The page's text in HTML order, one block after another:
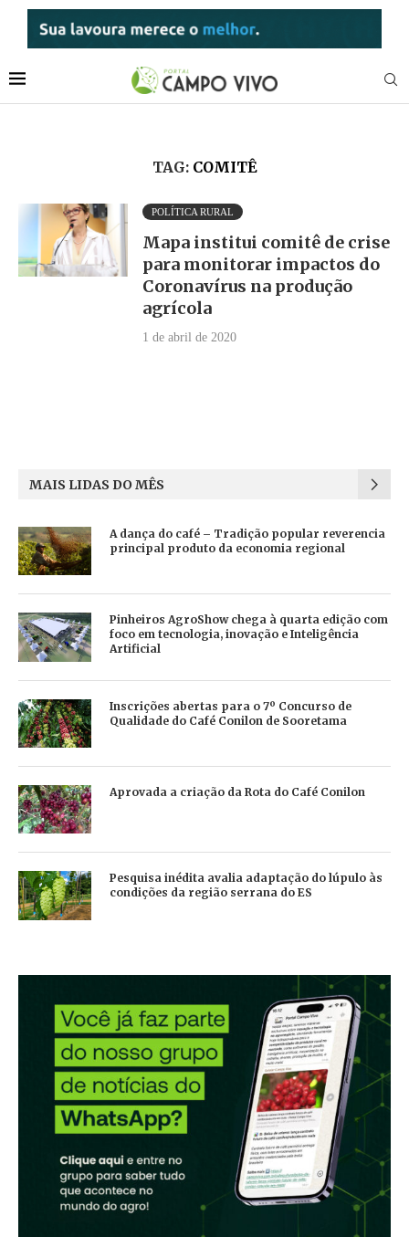
TAG: COMITÊ
POLÍTICA RURAL
Mapa institui comitê de crise
para monitorar impactos do
Coronavírus na produção
agrícola
1 de abril de 2020
MAIS LIDAS DO MÊS
A dança do café – Tradição popular reverencia
principal produto da economia regional
Pinheiros AgroShow chega à quarta edição com
foco em tecnologia, inovação e Inteligência
Artificial
Inscrições abertas para o 7º Concurso de
Qualidade do Café Conilon de Sooretama
Aprovada a criação da Rota do Café Conilon
Pesquisa inédita avalia adaptação do lúpulo às
condições da região serrana do ES